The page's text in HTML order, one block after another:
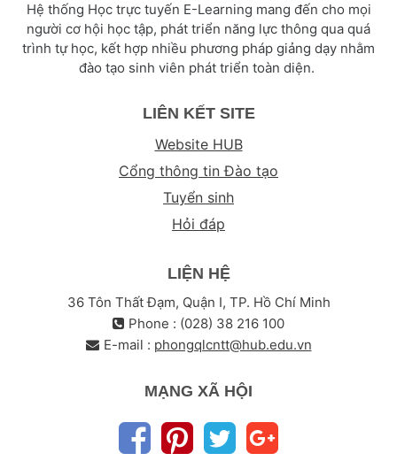
Hệ thống Học trực tuyến E-Learning mang đến cho mọi
người cơ hội học tập, phát triển năng lực thông qua quá
trình tự học, kết hợp nhiều phương pháp giảng dạy nhằm
đào tạo sinh viên phát triển toàn diện.
LIÊN KẾT SITE
Website HUB
Cổng thông tin Đào tạo
Tuyển sinh
Hỏi đáp
LIỆN HỆ
36 Tôn Thất Đạm, Quận I, TP. Hồ Chí Minh
Phone : (028) 38 216 100
E-mail : phongqlcntt@hub.edu.vn
MẠNG XÃ HỘI